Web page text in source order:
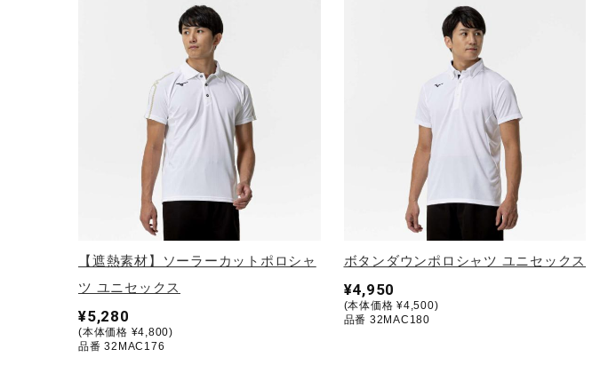
ウィンタースポーツ
インナー
寝具／ミズノスリープ
【遮熱素材】ソーラーカットポロシャ
ツ ユニセックス
¥5,280
(本体価格 ¥4,800)
品番 32MAC176
ボタンダウンポロシャツ ユニセックス
¥4,950
(本体価格 ¥4,500)
品番 32MAC180